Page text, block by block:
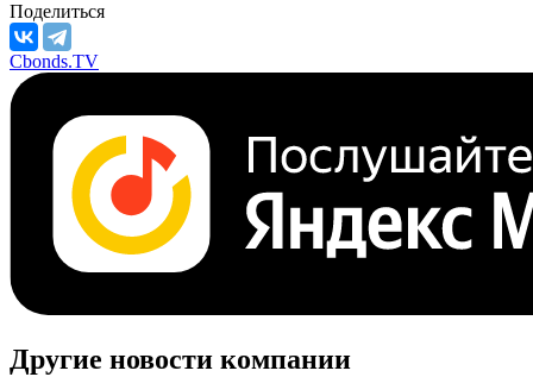
Поделиться
Cbonds.TV
Другие новости компании